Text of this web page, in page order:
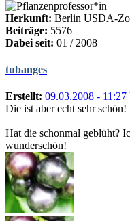
Herkunft: Berlin USDA-
Beiträge: 5576
Dabei seit: 01 / 2008
tubanges
Erstellt: 09.03.2008 - 11:27
Die ist aber echt sehr schön!
Hat die schonmal geblüht?
wunderschön!